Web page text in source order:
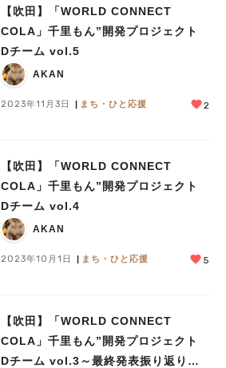
【吹田】「WORLD CONNECT
COLA」千里もん”開発プロジェクト
Dチーム vol.5
AKAN
2023年11月3日 まち・ひと応援 2
【吹田】「WORLD CONNECT
COLA」千里もん”開発プロジェクト
Dチーム vol.4
AKAN
2023年10月1日 まち・ひと応援 5
【吹田】「WORLD CONNECT
COLA」千里もん”開発プロジェクト
Dチーム vol.3～最終発表振り返り！